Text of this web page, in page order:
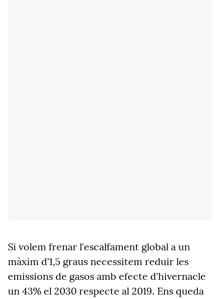
Si volem frenar l'escalfament global a un
màxim d'1,5 graus necessitem reduir les
emissions de gasos amb efecte d'hivernacle
un 43% el 2030 respecte al 2019. Ens queda